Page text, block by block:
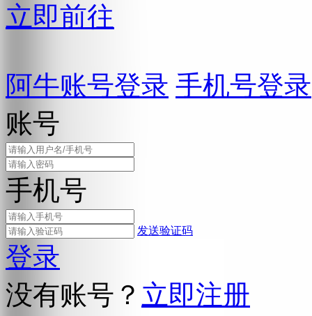
立即前往
阿牛账号登录 手机号登录
账号
手机号
发送验证码
登录
没有账号？ 立即注册